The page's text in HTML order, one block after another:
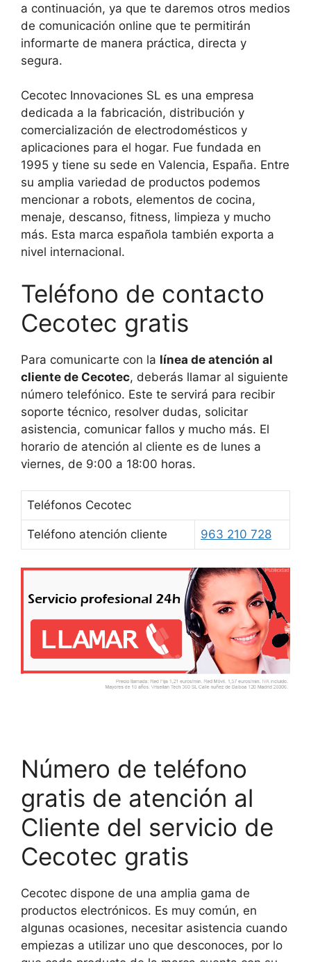
a continuación, ya que te daremos otros medios
de comunicación online que te permitirán
informarte de manera práctica, directa y
segura.
Cecotec Innovaciones SL es una empresa
dedicada a la fabricación, distribución y
comercialización de electrodomésticos y
aplicaciones para el hogar. Fue fundada en
1995 y tiene su sede en Valencia, España. Entre
su amplia variedad de productos podemos
mencionar a robots, elementos de cocina,
menaje, descanso, fitness, limpieza y mucho
más. Esta marca española también exporta a
nivel internacional.
Teléfono de contacto
Cecotec gratis
Para comunicarte con la línea de atención al
cliente de Cecotec, deberás llamar al siguiente
número telefónico. Este te servirá para recibir
soporte técnico, resolver dudas, solicitar
asistencia, comunicar fallos y mucho más. El
horario de atención al cliente es de lunes a
viernes, de 9:00 a 18:00 horas.
Teléfonos Cecotec
Teléfono atención cliente 963 210 728
Número de teléfono
gratis de atención al
Cliente del servicio de
Cecotec gratis
Cecotec dispone de una amplia gama de
productos electrónicos. Es muy común, en
algunas ocasiones, necesitar asistencia cuando
empiezas a utilizar uno que desconoces, por lo